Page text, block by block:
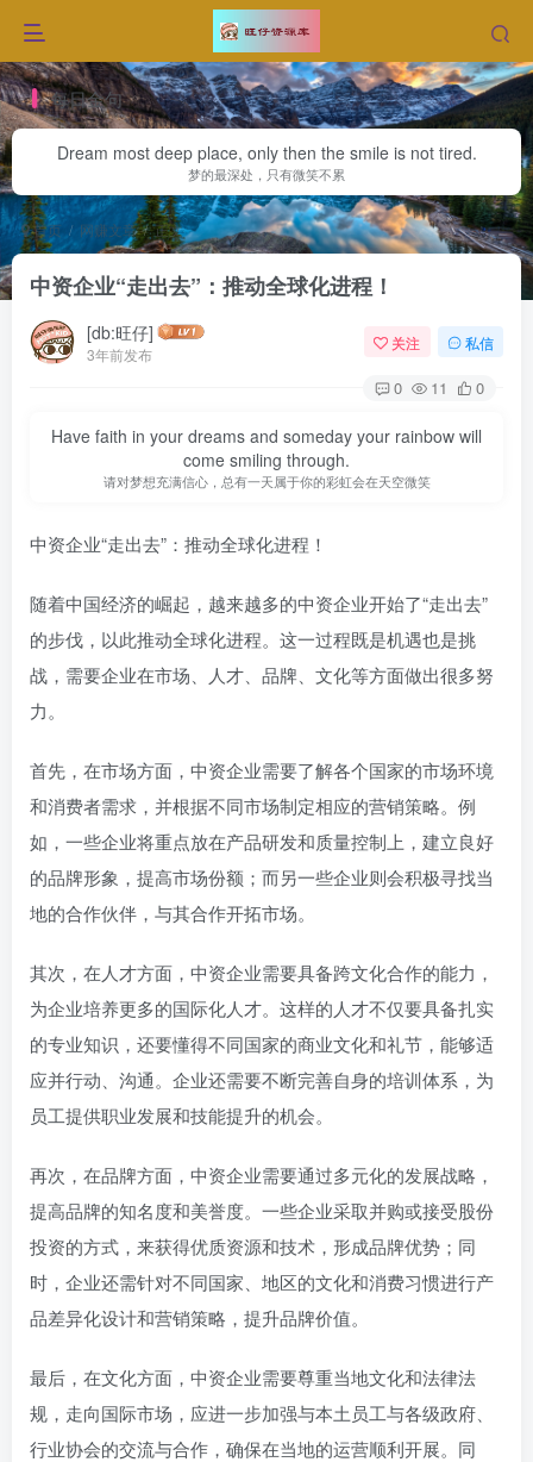
每日金句
Dream most deep place, only then the smile is not tired.
梦的最深处，只有微笑不累
首页 网赚文章 正文
中资企业“走出去”：推动全球化进程！
[db:旺仔]
3年前发布
关注 私信
0 11 0
Have faith in your dreams and someday your rainbow will
come smiling through.
请对梦想充满信心，总有一天属于你的彩虹会在天空微笑
中资企业“走出去”：推动全球化进程！
随着中国经济的崛起，越来越多的中资企业开始了“走出去”
的步伐，以此推动全球化进程。这一过程既是机遇也是挑
战，需要企业在市场、人才、品牌、文化等方面做出很多努
力。
首先，在市场方面，中资企业需要了解各个国家的市场环境
和消费者需求，并根据不同市场制定相应的营销策略。例
如，一些企业将重点放在产品研发和质量控制上，建立良好
的品牌形象，提高市场份额；而另一些企业则会积极寻找当
地的合作伙伴，与其合作开拓市场。
其次，在人才方面，中资企业需要具备跨文化合作的能力，
为企业培养更多的国际化人才。这样的人才不仅要具备扎实
的专业知识，还要懂得不同国家的商业文化和礼节，能够适
应并行动、沟通。企业还需要不断完善自身的培训体系，为
员工提供职业发展和技能提升的机会。
再次，在品牌方面，中资企业需要通过多元化的发展战略，
提高品牌的知名度和美誉度。一些企业采取并购或接受股份
投资的方式，来获得优质资源和技术，形成品牌优势；同
时，企业还需针对不同国家、地区的文化和消费习惯进行产
品差异化设计和营销策略，提升品牌价值。
最后，在文化方面，中资企业需要尊重当地文化和法律法
规，走向国际市场，应进一步加强与本土员工与各级政府、
行业协会的交流与合作，确保在当地的运营顺利开展。同